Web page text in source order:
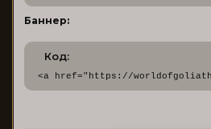
Баннер:
Код:
<a href="https://